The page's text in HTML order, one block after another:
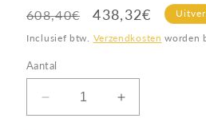
Normale
prijs
608,40€ 438,32€
Inclusief btw. Verzendkosten worden
Aantal
Aantal
verlagen
Aantal
verhogen